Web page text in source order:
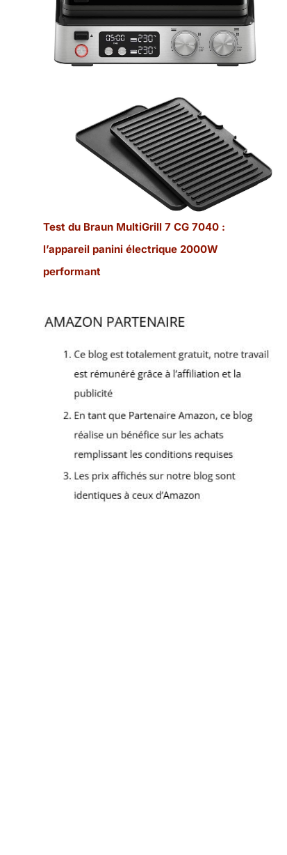
Test du Braun MultiGrill 7 CG 7040 :
l’appareil panini électrique 2000W
performant